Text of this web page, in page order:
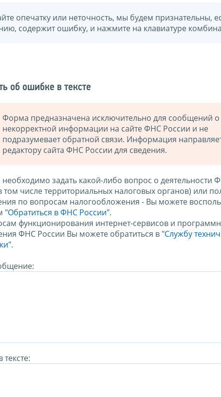
опечатку или неточность, мы будем признательны,
содержит ошибку, и нажмите на клавиатуре
об ошибке в тексте
Форма предназначена исключительно для сообщений о
некорректной информации на сайте ФНС России и не
подразумевает обратной связи. Информация
редактору сайта ФНС России для сведения.
необходимо задать какой-либо вопрос о деятельности
том числе территориальных налоговых органов) или
по вопросам налогообложения - Вы можете
"Обратиться в ФНС России".
функционирования интернет-сервисов и
ФНС России Вы можете обратиться в "Службу